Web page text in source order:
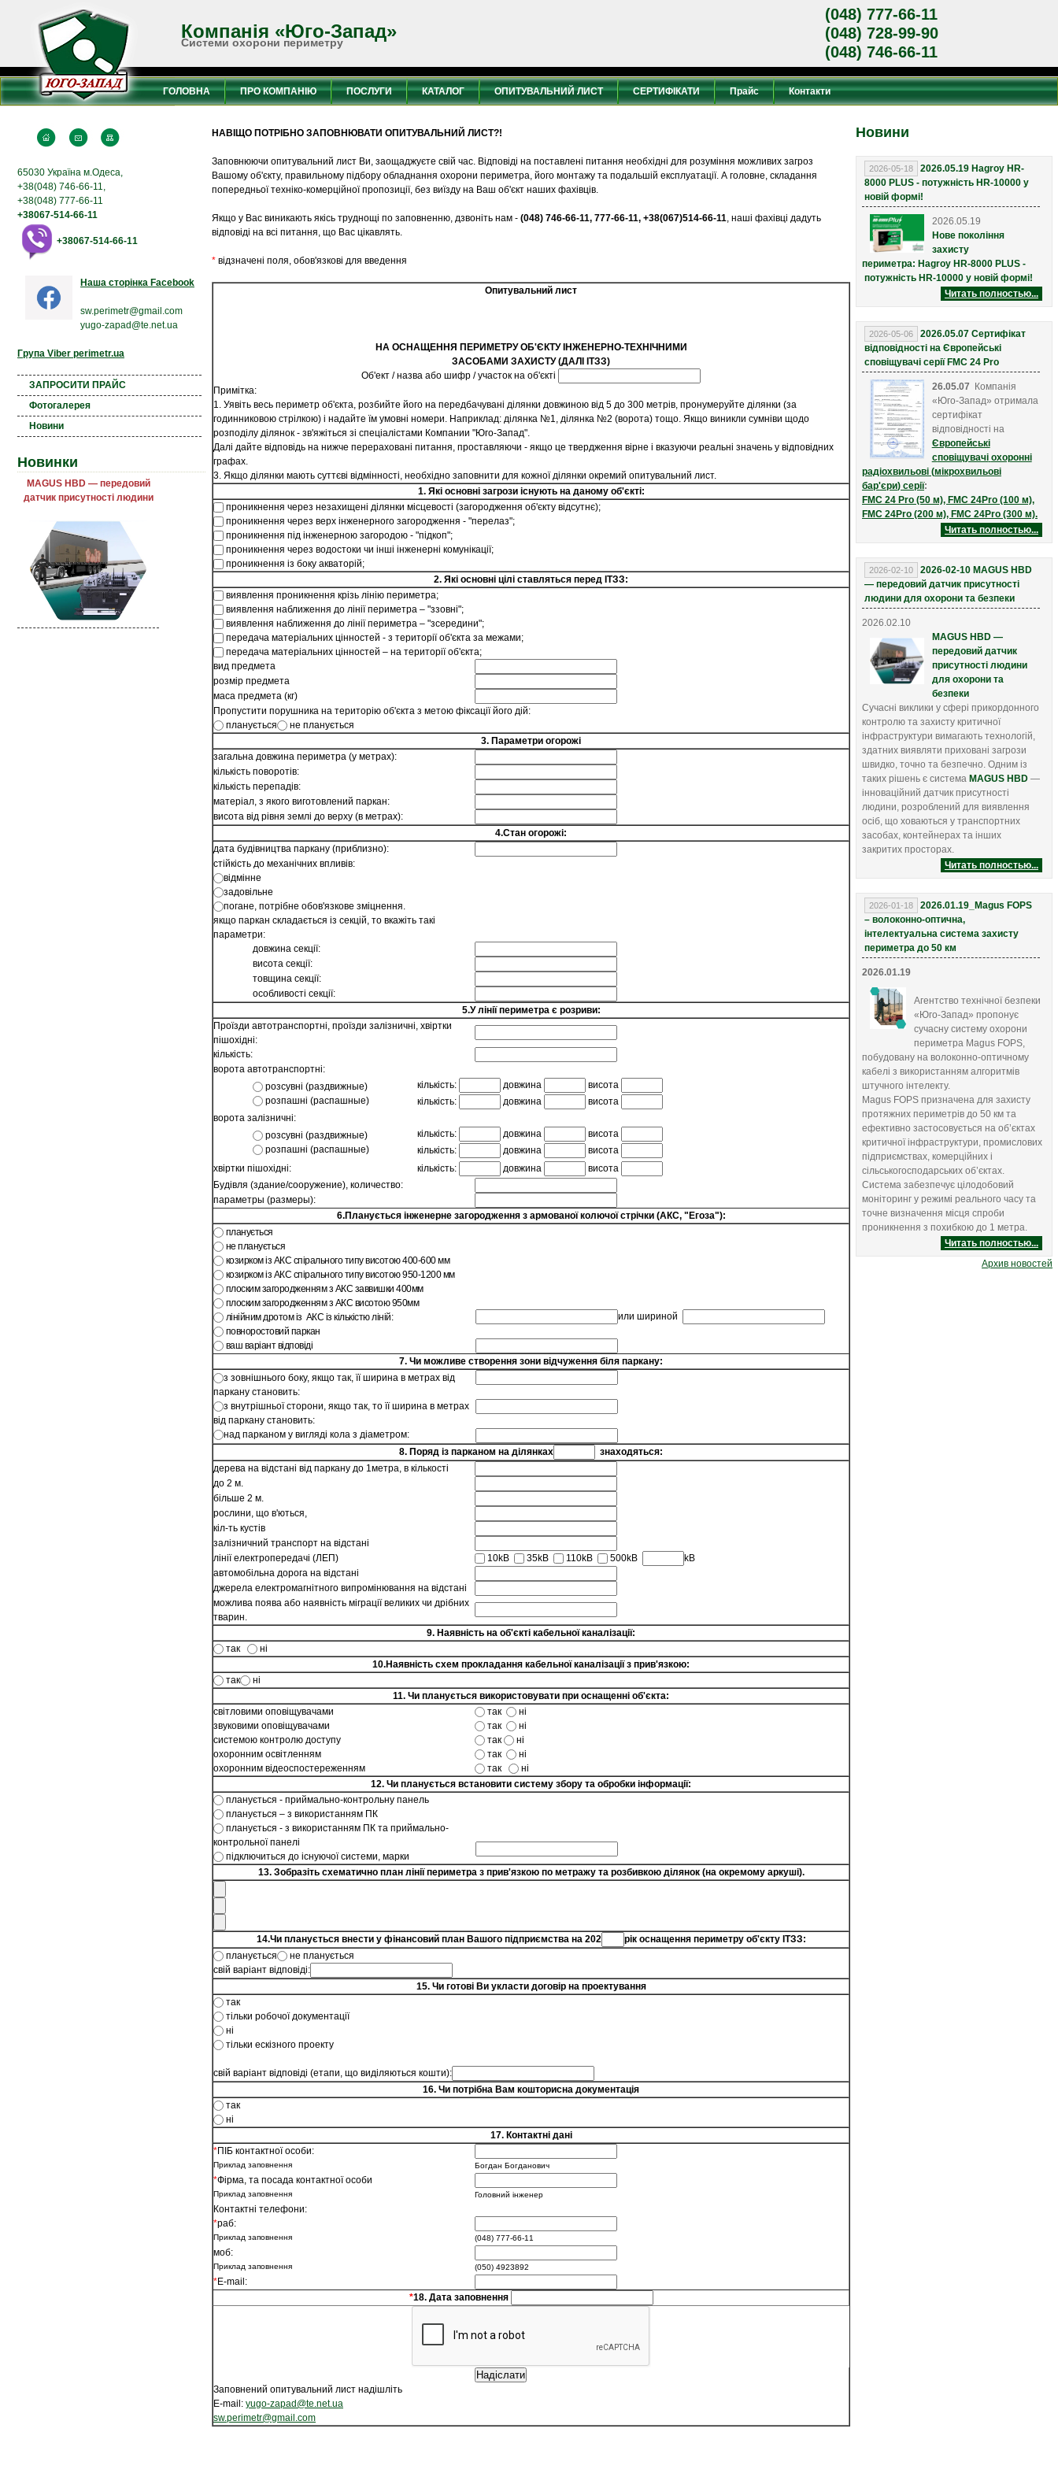
Компанія «Юго-Запад»
Системи охорони периметру
(048) 777-66-11
(048) 728-99-90
(048) 746-66-11
ГОЛОВНА ПРО КОМПАНІЮ ПОСЛУГИ КАТАЛОГ ОПИТУВАЛЬНИЙ ЛИСТ СЕРТИФІКАТИ Прайс Контакти
65030 Україна м.Одеса,
+38(048) 746-66-11,
+38(048) 777-66-11
+38067-514-66-11
+38067-514-66-11
Наша сторінка Facebook
sw.perimetr@gmail.com
yugo-zapad@te.net.ua
Група Viber perimetr.ua
ЗАПРОСИТИ ПРАЙС
Фотогалерея
Новини
Новинки
MAGUS HBD — передовий
датчик присутності людини
НАВІЩО ПОТРІБНО ЗАПОВНЮВАТИ ОПИТУВАЛЬНИЙ ЛИСТ?!
Заповнюючи опитувальний лист Ви, заощаджуєте свій час. Відповіді на поставлені питання необхідні для розуміння можливих загроз
Вашому об'єкту, правильному підбору обладнання охорони периметра, його монтажу та подальшій експлуатації. А головне, складання
попередньої техніко-комерційної пропозиції, без виїзду на Ваш об'єкт наших фахівців.
Якщо у Вас виникають якісь труднощі по заповненню, дзвоніть нам - (048) 746-66-11, 777-66-11, +38(067)514-66-11, наші фахівці дадуть
відповіді на всі питання, що Вас цікавлять.
* відзначені поля, обов'язкові для введення
Опитувальний лист
НА ОСНАЩЕННЯ ПЕРИМЕТРУ ОБ'ЄКТУ ІНЖЕНЕРНО-ТЕХНІЧНИМИ
ЗАСОБАМИ ЗАХИСТУ (ДАЛІ ІТЗЗ)
Об'ект / назва або шифр / участок на об'єкті
Примітка:
1. Уявіть весь периметр об'єкта, розбийте його на передбачувані ділянки довжиною від 5 до 300 метрів, пронумеруйте ділянки (за
годинниковою стрілкою) і надайте їм умовні номери. Наприклад: ділянка №1, ділянка №2 (ворота) тощо. Якщо виникли сумніви щодо
розподілу ділянок - зв'яжіться зі спеціалістами Компании "Юго-Запад".
Далі дайте відповідь на нижче перераховані питання, проставляючи - якщо це твердження вірне і вказуючи реальні значень у відповідних
графах.
3. Якщо ділянки мають суттєві відмінності, необхідно заповнити для кожної ділянки окремий опитувальний лист.
1. Які основні загрози існують на даному об'єкті:
проникнення через незахищені ділянки місцевості (загородження об'єкту відсутнє);
проникнення через верх інженерного загородження - "перелаз";
проникнення під інженерною загородою - "підкоп";
проникнення через водостоки чи інші інженерні комунікації;
проникнення із боку акваторій;
2. Які основні цілі ставляться перед ІТЗЗ:
виявлення проникнення крізь лінію периметра;
виявлення наближення до лінії периметра – "ззовні";
виявлення наближення до лінії периметра – "зсередини";
передача матеріальних цінностей - з території об'єкта за межами;
передача матеріальних цінностей – на території об'єкта;
вид предмета
розмір предмета
маса предмета (кг)
Пропустити порушника на територію об'єкта з метою фіксації його дій:
планується
не планується
3. Параметри огорожі
загальна довжина периметра (у метрах):
кількість поворотів:
кількість перепадів:
матеріал, з якого виготовлений паркан:
висота від рівня землі до верху (в метрах):
4.Стан огорожі:
дата будівництва паркану (приблизно):
стійкість до механічних впливів:
відмінне
задовільне
погане, потрібне обов'язкове зміцнення.
якщо паркан складається із секцій, то вкажіть такі
параметри:
довжина секції:
висота секції:
товщина секції:
особливості секції:
5.У лінії периметра є розриви:
Проїзди автотранспортні, проїзди залізничні, хвіртки
пішохідні:
кількість:
ворота автотранспортні:
розсувні (раздвижные)
розпашні (распашные)
кількість: довжина
висота
кількість:
довжина
висота
ворота залізничні:
розсувні (раздвижные)
розпашні (распашные)
кількість: довжина
висота
кількість:
довжина
висота
хвіртки пішохідні:
кількість: довжина
висота
Будівля (здание/сооружение), количество:
параметры (размеры):
6.Планується інженерне загородження з армованої колючої стрічки (АКС, "Егоза"):
планується
не планується
козирком із АКС спірального типу висотою 400-600 мм
козирком із АКС спірального типу висотою 950-1200 мм
плоским загородженням з АКС заввишки 400мм
плоским загородженням з АКС висотою 950мм
лінійним дротом із АКС із кількістю ліній:
повноростовий паркан
ваш варіант відповіді
или шириной
7. Чи можливе створення зони відчуження біля паркану:
з зовнішнього боку, якщо так, її ширина в метрах від
паркану становить:
з внутрішньої сторони, якщо так, то її ширина в метрах
від паркану становить:
над парканом у вигляді кола з діаметром:
8. Поряд із парканом на ділянках
знаходяться:
дерева на відстані від паркану до 1метра, в кількості
до 2 м.
більше 2 м.
рослини, що в'ються,
кіл-ть кустів
залізничний транспорт на відстані
лінії електропередачі (ЛЕП)
10kB 35kB 110kB 500kB
kB
автомобільна дорога на відстані
джерела електромагнітного випромінювання на відстані
можлива поява або наявність міграції великих чи дрібних
тварин.
9. Наявність на об'єкті кабельної каналізації:
так
ні
10.Наявність схем прокладання кабельної каналізації з прив'язкою:
так
ні
11. Чи планується використовувати при оснащенні об'єкта:
світловими оповіщувачами
так
ні
звуковими оповіщувачами
так
ні
системою контролю доступу
так
ні
охоронним освітленням
так
ні
охоронним відеоспостереженням
так
ні
12. Чи планується встановити систему збору та обробки інформації:
планується - приймально-контрольну панель
планується – з використанням ПК
планується - з використанням ПК та приймально-
контрольної панелі
підключиться до існуючої системи, марки
13. Зобразіть схематично план лінії периметра з прив'язкою по метражу та розбивкою ділянок (на окремому аркуші).
14.Чи планується внести у фінансовий план Вашого підприємства на 202
рік оснащення периметру об'єкту ІТЗЗ:
планується
не планується
свій варіант відповіді:
15. Чи готові Ви укласти договір на проектування
так
тільки робочої документації
ні
тільки ескізного проекту
свій варіант відповіді (етапи, що виділяються кошти):
16. Чи потрібна Вам кошторисна документація
так
ні
17. Контактні дані
*ПІБ контактної особи:
Приклад заповнення Богдан Богданович
*Фірма, та посада контактної особи
Приклад заповнення Головний інженер
Контактні телефони:
*раб:
Приклад заповнення (048) 777-66-11
моб:
Приклад заповнення (050) 4923892
*E-mail:
*18. Дата заповнення
Заповнений опитувальний лист надішліть
E-mail: yugo-zapad@te.net.ua
sw.perimetr@gmail.com
Новини
2026-05-18
2026.05.19 Hagroy HR-
8000 PLUS - потужність HR-10000 у
новій формі!
2026.05.19
Нове покоління
захисту
периметра: Hagroy HR-8000 PLUS -
потужність HR-10000 у новій формі!
Читать полностью...
2026-05-06
2026.05.07 Сертифікат
відповідності на Європейські
сповіщувачі серії FMC 24 Pro
26.05.07 Компанія
«Юго-Запад» отримала
сертифікат
відповідності на
Європейські
сповіщувачі охоронні
радіохвильові (мікрохвильові
бар'єри) серії:
FMC 24 Pro (50 м), FMC 24Pro (100 м),
FMC 24Pro (200 м), FMC 24Pro (300 м).
Читать полностью...
2026-02-10
2026-02-10 MAGUS HBD
— передовий датчик присутності
людини для охорони та безпеки
2026.02.10
MAGUS HBD —
передовий датчик
присутності людини
для охорони та
безпеки
Сучасні виклики у сфері прикордонного
контролю та захисту критичної
інфраструктури вимагають технологій,
здатних виявляти приховані загрози
швидко, точно та безпечно. Одним із
таких рішень є система MAGUS HBD —
інноваційний датчик присутності
людини, розроблений для виявлення
осіб, що ховаються у транспортних
засобах, контейнерах та інших
закритих просторах.
Читать полностью...
2026-01-18
2026.01.19_Magus FOPS
– волоконно-оптична,
інтелектуальна система захисту
периметра до 50 км
2026.01.19
Агентство технічної безпеки
«Юго-Запад» пропонує
сучасну систему охорони
периметра Magus FOPS,
побудовану на волоконно-оптичному
кабелі з використанням алгоритмів
штучного інтелекту.
Magus FOPS призначена для захисту
протяжних периметрів до 50 км та
ефективно застосовується на об’єктах
критичної інфраструктури, промислових
підприємствах, комерційних і
сільськогосподарських об’єктах.
Система забезпечує цілодобовий
моніторинг у режимі реального часу та
точне визначення місця спроби
проникнення з похибкою до 1 метра.
Читать полностью...
Aрхив новостей